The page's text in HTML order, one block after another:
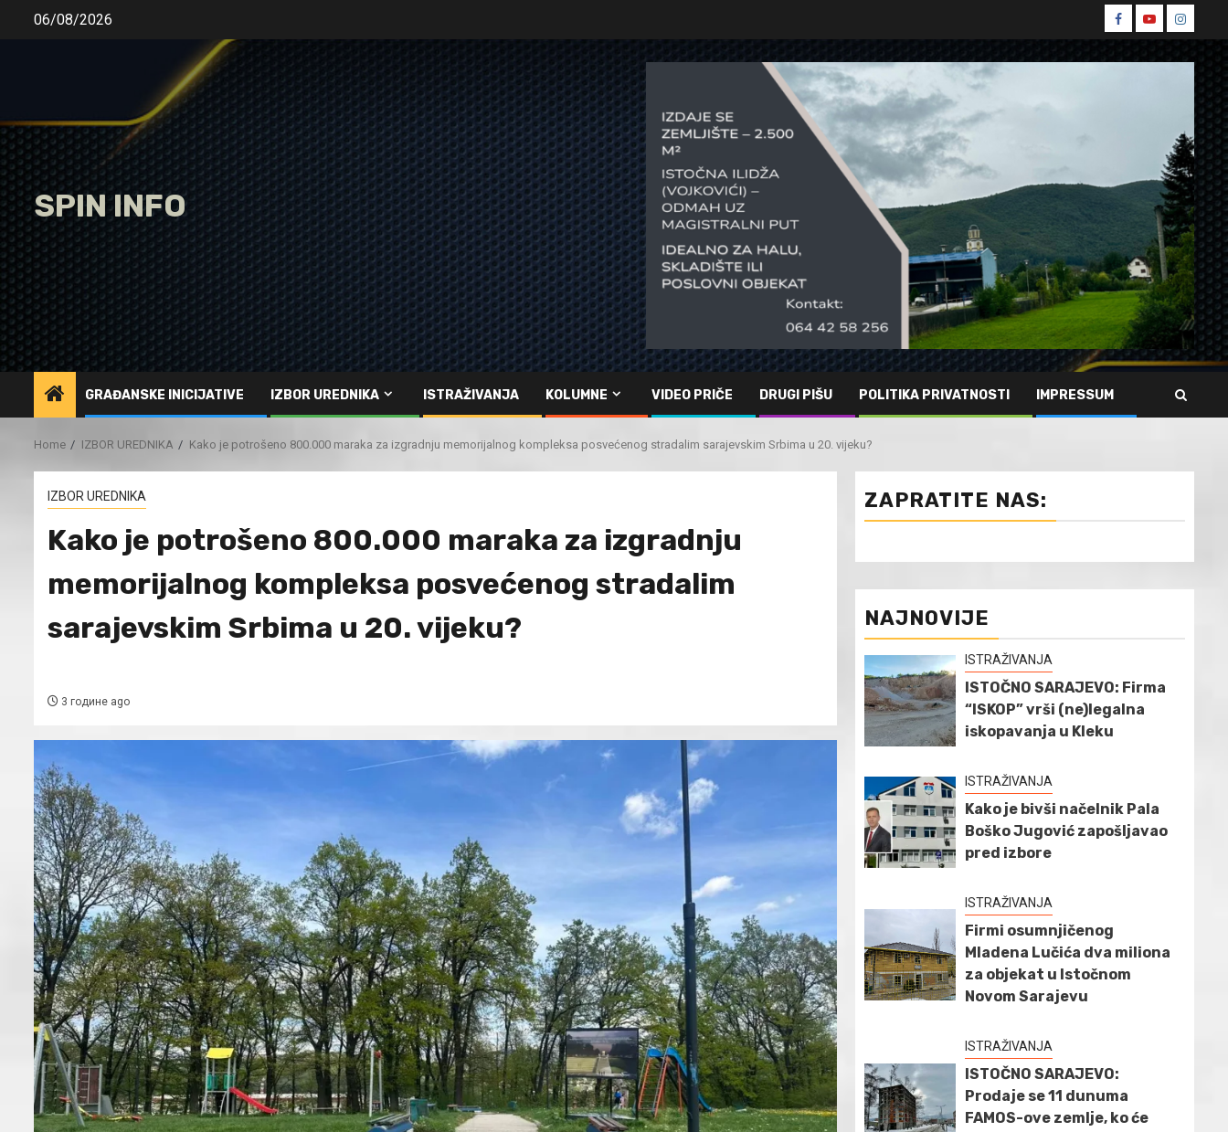
06/08/2026
Spin
Facebook
Spin
Youtube
Spin
SPIN INFO
GRAĐANSKE INICIJATIVE IZBOR UREDNIKA ISTRAŽIVANJA KOLUMNE VIDEO PRIČE DRUGI PIŠU POLITIKA PRIVATNOSTI IMPRESSUM
Home IZBOR UREDNIKA Kako je potrošeno 800.000 maraka za izgradnju memorijalnog kompleksa posvećenog stradalim sarajevskim Srbima u 20. vijeku?
IZBOR UREDNIKA
Kako je potrošeno 800.000 maraka za izgradnju
memorijalnog kompleksa posvećenog stradalim
sarajevskim Srbima u 20. vijeku?
3 године ago
ZAPRATITE NAS:
NAJNOVIJE
ISTRAŽIVANJA
ISTOČNO SARAJEVO: Firma
“ISKOP” vrši (ne)legalna
iskopavanja u Kleku
ISTRAŽIVANJA
Kako je bivši načelnik Pala
Boško Jugović zapošljavao
pred izbore
ISTRAŽIVANJA
Firmi osumnjičenog
Mladena Lučića dva miliona
za objekat u Istočnom
Novom Sarajevu
ISTRAŽIVANJA
ISTOČNO SARAJEVO:
Prodaje se 11 dunuma
FAMOS-ove zemlje, ko će